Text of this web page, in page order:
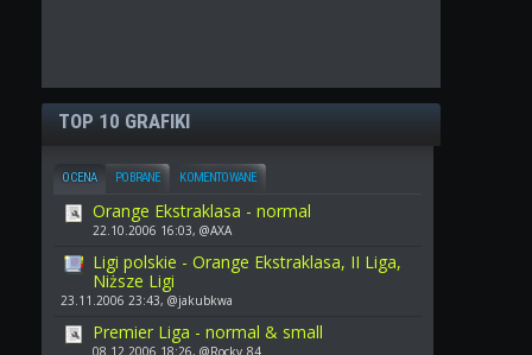
TOP 10 GRAFIKI
OCENA POBRANE KOMENTOWANE
Orange Ekstraklasa - normal
22.10.2006 16:03, @AXA
Ligi polskie - Orange Ekstraklasa, II Liga,
Niższe Ligi
23.11.2006 23:43, @jakubkwa
Premier Liga - normal & small
08.12.2006 18:26, @Rocky_84